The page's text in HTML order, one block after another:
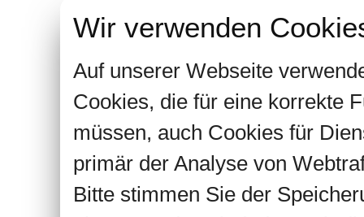
Wir verwenden
Auf unserer Webseite
Cookies, die für eine korrekte
müssen, auch Cookies für
primär der Analyse von
Bitte stimmen Sie der